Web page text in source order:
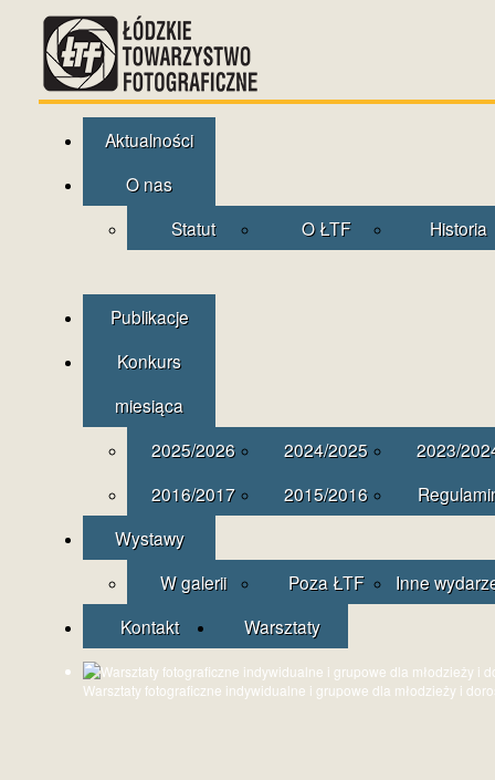
Aktualności
O nas
Statut
O ŁTF Historia
Publikacje
Konkurs
miesiąca
2025/2026
2024/2025
2023/
2016/2017
2015/2016
Wystawy
W galerii
Poza ŁTF
Inne
Kontakt
Warsztaty
Warsztaty fotograficzne indywidualne i grupowe dla młodzieży i